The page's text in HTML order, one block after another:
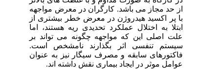
از حد مجاز می باشد. کارگران در معرض مواجهه
با پر اکسید هیدروژن در معرض خطر بیشتری از
ابتلا به اختلال عملکرد تحدیدی ریه هستند، اما
علت اصلی این که مواجهه چگونه می تواند بر
سیستم تنفسی اثر بگذارند نامشخص است.
فاکتورهای سابقه و مصرف سیگار نیز به عنوان
عوامل موثر در ایجاد بیماری نقش داشته اند.